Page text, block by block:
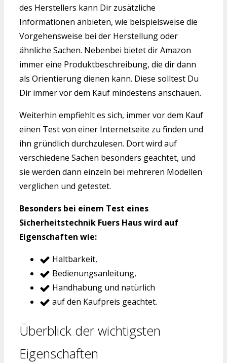
des Herstellers kann Dir zusätzliche
Informationen anbieten, wie beispielsweise die
Vorgehensweise bei der Herstellung oder
ähnliche Sachen. Nebenbei bietet dir Amazon
immer eine Produktbeschreibung, die dir dann
als Orientierung dienen kann. Diese solltest Du
Dir immer vor dem Kauf mindestens anschauen.
Weiterhin empfiehlt es sich, immer vor dem Kauf
einen Test von einer Internetseite zu finden und
ihn gründlich durchzulesen. Dort wird auf
verschiedene Sachen besonders geachtet, und
sie werden dann einzeln bei mehreren Modellen
verglichen und getestet.
Besonders bei einem Test eines
Sicherheitstechnik Fuers Haus wird auf
Eigenschaften wie:
Haltbarkeit,
Bedienungsanleitung,
Handhabung und natürlich
auf den Kaufpreis geachtet.
Überblick der wichtigsten
Eigenschaften